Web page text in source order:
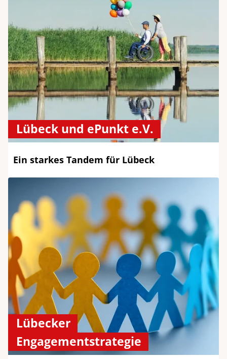
Lübeck und ePunkt e.V.
Ein starkes Tandem für Lübeck
Lübecker
Engagementstrategie